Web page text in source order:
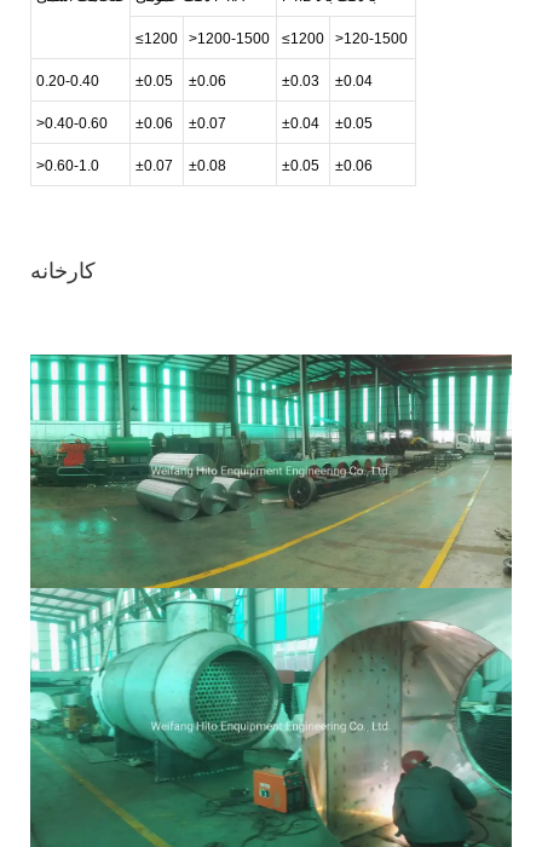
≤1200 >1200-1500 ≤1200 >120-1500
0.20-0.40 ±0.05 ±0.06 ±0.03 ±0.04
>0.40-0.60 ±0.06 ±0.07 ±0.04 ±0.05
>0.60-1.0 ±0.07 ±0.08 ±0.05 ±0.06
کارخانه